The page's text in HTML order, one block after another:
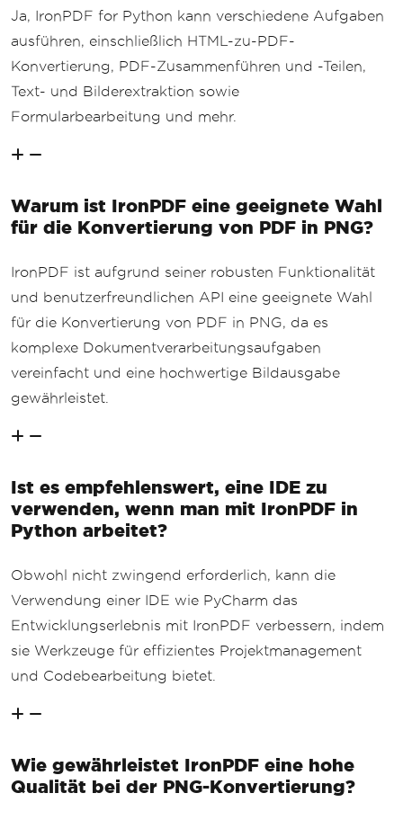
Ja, IronPDF for Python kann verschiedene Aufgaben
ausführen, einschließlich HTML-zu-PDF-
Konvertierung, PDF-Zusammenführen und -Teilen,
Text- und Bilderextraktion sowie
Formularbearbeitung und mehr.
Warum ist IronPDF eine geeignete Wahl
für die Konvertierung von PDF in PNG?
IronPDF ist aufgrund seiner robusten Funktionalität
und benutzerfreundlichen API eine geeignete Wahl
für die Konvertierung von PDF in PNG, da es
komplexe Dokumentverarbeitungsaufgaben
vereinfacht und eine hochwertige Bildausgabe
gewährleistet.
Ist es empfehlenswert, eine IDE zu
verwenden, wenn man mit IronPDF in
Python arbeitet?
Obwohl nicht zwingend erforderlich, kann die
Verwendung einer IDE wie PyCharm das
Entwicklungserlebnis mit IronPDF verbessern, indem
sie Werkzeuge für effizientes Projektmanagement
und Codebearbeitung bietet.
Wie gewährleistet IronPDF eine hohe
Qualität bei der PNG-Konvertierung?